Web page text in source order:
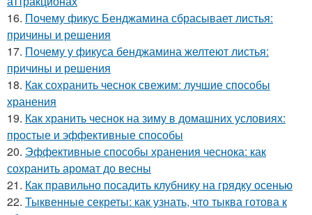
16. Почему фикус Бенджамина сбрасывает листья:
причины и решения
17. Почему у фикуса бенджамина желтеют листья:
причины и решения
18. Как сохранить чеснок свежим: лучшие способы
хранения
19. Как хранить чеснок на зиму в домашних условиях:
простые и эффективные способы
20. Эффективные способы хранения чеснока: как
сохранить аромат до весны
21. Как правильно посадить клубнику на грядку осенью
22. Тыквенные секреты: как узнать, что тыква готова к